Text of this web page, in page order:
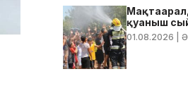
қуаныш
01.08.2026 |